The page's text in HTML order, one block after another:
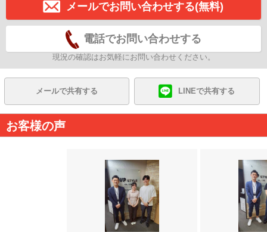
メールでお問い合わせする(無料)
電話でお問い合わせする
現況の確認はお気軽にお問い合わせください。
メールで共有する LINEで共有する
お客様の声